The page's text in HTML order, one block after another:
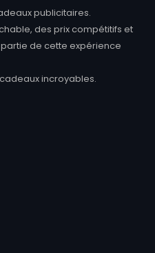
publicitaires.
des prix compétitifs et
de cette expérience
incroyables.